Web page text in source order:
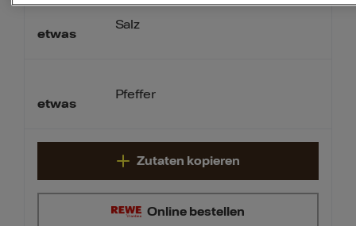
etwas
etwas
Salz
Pfeffer
Online bestellen
Zutaten kopieren